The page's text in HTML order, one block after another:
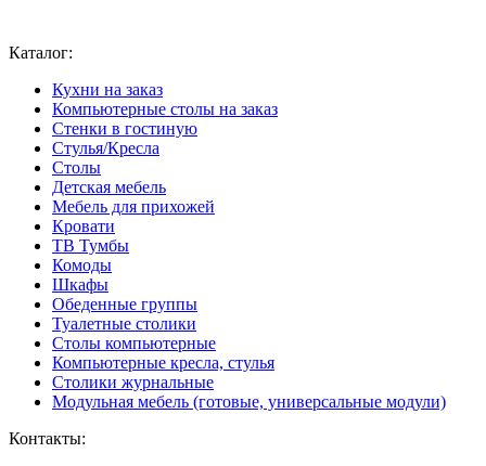
Каталог:
Кухни на заказ
Компьютерные столы на заказ
Стенки в гостиную
Стулья/Кресла
Столы
Детская мебель
Мебель для прихожей
Кровати
ТВ Тумбы
Комоды
Шкафы
Обеденные группы
Туалетные столики
Столы компьютерные
Компьютерные кресла, стулья
Столики журнальные
Модульная мебель (готовые, универсальные модули)
Контакты: